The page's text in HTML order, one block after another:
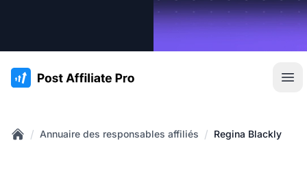
:site.title
/ Annuaire des responsables affiliés / Regina Blackly